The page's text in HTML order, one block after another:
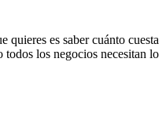
quieres es saber cuánto cuesta
los negocios necesitan lo